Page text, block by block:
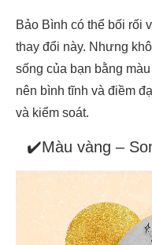
Bảo Bình có thể bối
thay đổi này. Nhưng
sống của bạn bằng
nên bình tĩnh và điềm
và kiểm soát.
✔️Màu vàng –